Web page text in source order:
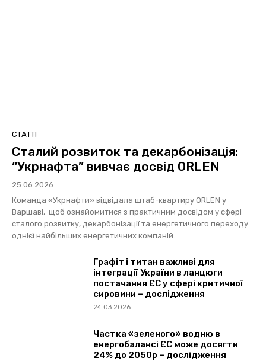
СТАТТІ
Сталий розвиток та декарбонізація:
“Укрнафта” вивчає досвід ORLEN
25.06.2026
Команда «Укрнафти» відвідала штаб-квартиру ORLEN у
Варшаві, щоб ознайомитися з практичним досвідом у сфері
сталого розвитку, декарбонізації та енергетичного переходу
однієї найбільших енергетичних компаній...
Графіт і титан важливі для
інтеграції України в ланцюги
постачання ЄС у сфері критичної
сировини – дослідження
24.03.2026
Частка «зеленого» водню в
енергобалансі ЄС може досягти
24% до 2050р – дослідження